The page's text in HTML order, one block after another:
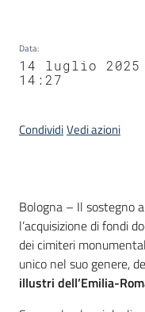
Data:
14 luglio 2025
14:27
CondividiVedi azioni
Contenuto
Bologna – Il sostegno
l’acquisizione di fondi
dei cimiteri
unico nel suo genere,
illustri dell’Emilia-